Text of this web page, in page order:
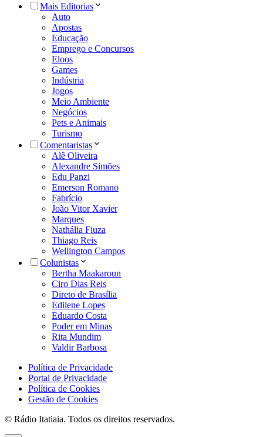
Mais Editorias
Auto
Apostas
Educação
Emprego e Concursos
Eloos
Games
Indústria
Jogos
Meio Ambiente
Negócios
Pets e Animais
Turismo
Comentaristas
Alê Oliveira
Alexandre Simões
Edu Panzi
Emerson Romano
Fabrício
João Vitor Xavier
Marques
Nathália Fiuza
Thiago Reis
Wellington Campos
Colunistas
Bertha Maakaroun
Ciro Dias Reis
Direto de Brasília
Edilene Lopes
Eduardo Costa
Poder em Minas
Rita Mundim
Valdir Barbosa
Política de Privacidade
Portal de Privacidade
Política de Cookies
Gestão de Cookies
© Rádio Itatiaia. Todos os direitos reservados.